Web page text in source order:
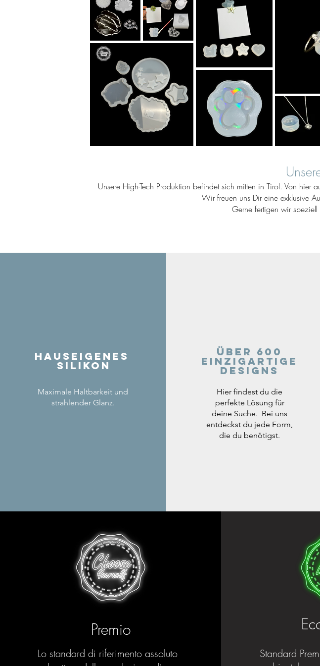
Unsere High-Tech Produktion befindet sich mitten in Tirol. Von
Wir freuen uns Dir eine exklusive
Gerne fertigen wir
Hauseigenes
Silikon
Maximale Haltbarkeit und
strahlender Glanz.
Über 600
einzigartige
Designs
Hier findest du die
perfekte Lösung für
deine Suche. Bei uns
entdeckst du jede Form,
die du benötigst.
Premio
Lo standard di riferimento assoluto
Standard